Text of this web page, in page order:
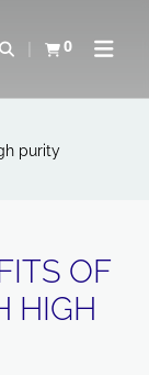
検索を開く
0
カートを確認す
ナビ
purity
OF
HIGH